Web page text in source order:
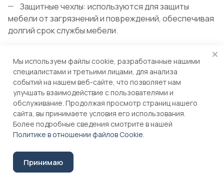
Защитные чехлы: используются для защиты
мебели от загрязнений и повреждений, обеспечивая
долгий срок службы мебели.
Заключение
Выбор ткани для детской комнаты требует учета
множества факторов, включая безопасность,
лен, микрофибра и велюр представляют собой
отличные варианты, каждый из которых имеет свои
Мы используем файлы cookie, разработанные нашими
специалистами и третьими лицами, для анализа
событий на нашем веб-сайте, что позволяет нам
улучшать взаимодействие с пользователями и
обслуживание. Продолжая просмотр страниц нашего
сайта, вы принимаете условия его использования.
Более подробные сведения смотрите в нашей
Политике в отношении файлов Cookie.
Принимаю